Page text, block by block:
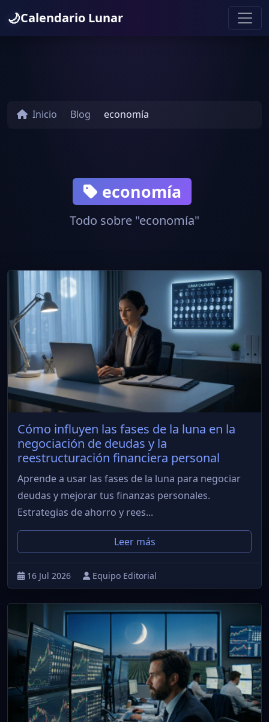
🌙Calendario Lunar
Inicio Blog economía
economía
Todo sobre "economía"
Cómo influyen las fases de la luna en la
negociación de deudas y la
reestructuración financiera personal
Aprende a usar las fases de la luna para negociar
deudas y mejorar tus finanzas personales.
Estrategias de ahorro y rees...
Leer más
16 Jul 2026 Equipo Editorial